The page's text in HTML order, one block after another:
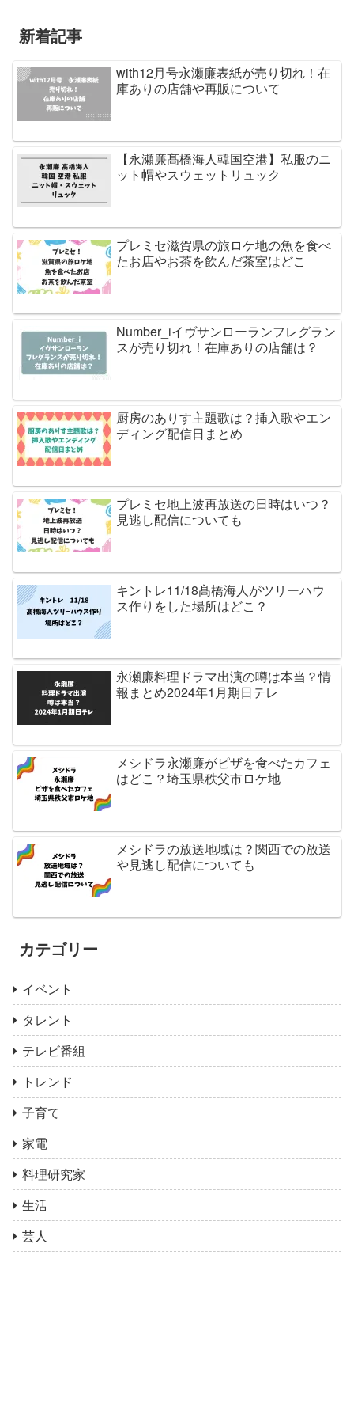
新着記事
with12月号永瀬廉表紙が売り切れ！在
庫ありの店舗や再販について
【永瀬廉髙橋海人韓国空港】私服のニ
ット帽やスウェットリュック
プレミセ滋賀県の旅ロケ地の魚を食べ
たお店やお茶を飲んだ茶室はどこ
Number_iイヴサンローランフレグラン
スが売り切れ！在庫ありの店舗は？
厨房のありす主題歌は？挿入歌やエン
ディング配信日まとめ
プレミセ地上波再放送の日時はいつ？
見逃し配信についても
キントレ11/18髙橋海人がツリーハウ
ス作りをした場所はどこ？
永瀬廉料理ドラマ出演の噂は本当？情
報まとめ2024年1月期日テレ
メシドラ永瀬廉がピザを食べたカフェ
はどこ？埼玉県秩父市ロケ地
メシドラの放送地域は？関西での放送
や見逃し配信についても
カテゴリー
イベント
タレント
テレビ番組
トレンド
子育て
家電
料理研究家
生活
芸人